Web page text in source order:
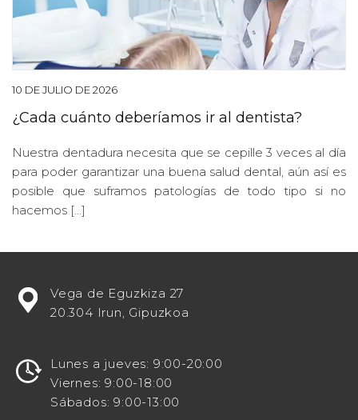
10 DE JULIO DE 2026
¿Cada cuánto deberíamos ir al dentista?
Nuestra dentadura necesita que se cepille 3 veces al día
para poder garantizar una buena salud dental, aún así es
posible que suframos patologías de todo tipo si no
hacemos […]
buscando
potenciar
en
Vega de Eguzkiza 27
20.304 Irun, Gipuzkoa
Lunes a jueves: 9:00-20:00
Viernes: 9:00-18:00
Sábados: 9:00-13:00